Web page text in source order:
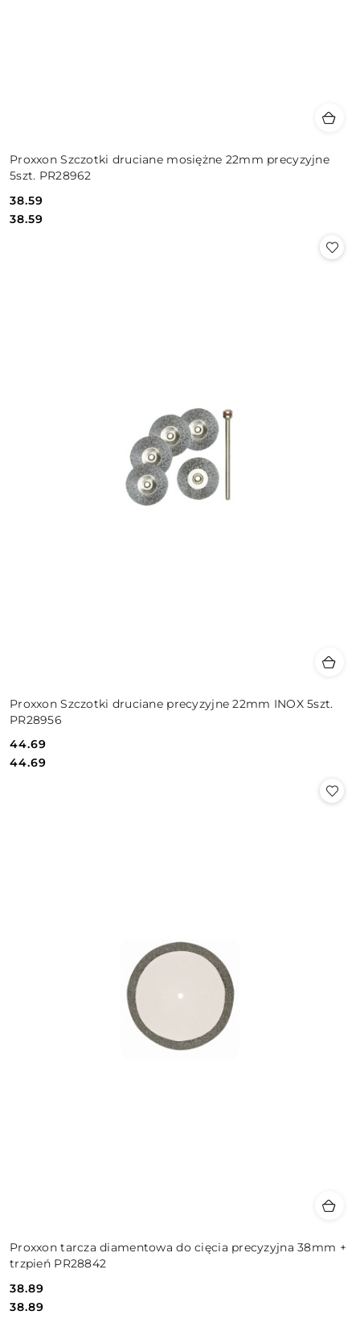
Proxxon Szczotki druciane mosiężne 22mm precyzyjne
5szt. PR28962
Cena:
38.59
Cena:
38.59
Proxxon Szczotki druciane precyzyjne 22mm INOX 5szt.
PR28956
Cena:
44.69
Cena:
44.69
Proxxon tarcza diamentowa do cięcia precyzyjna 38mm +
trzpień PR28842
Cena:
38.89
Cena:
38.89